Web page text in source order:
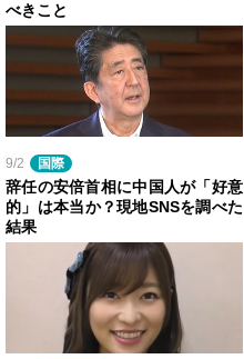
べきこと
9/2 国際
辞任の安倍首相に中国人が「好意
的」は本当か？現地SNSを調べた
結果